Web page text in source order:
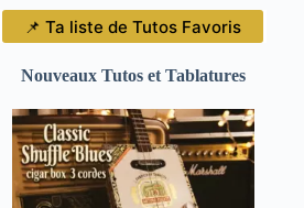
📌 Ta liste de Tutos Favoris
Nouveaux Tutos et Tablatures